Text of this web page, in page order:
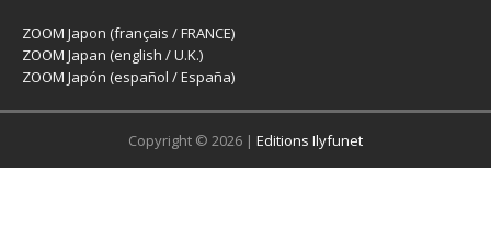
ZOOM Japon (français / FRANCE)
ZOOM Japan (english / U.K.)
ZOOM Japón (español / España)
Copyright © 2026 | Editions Ilyfunet